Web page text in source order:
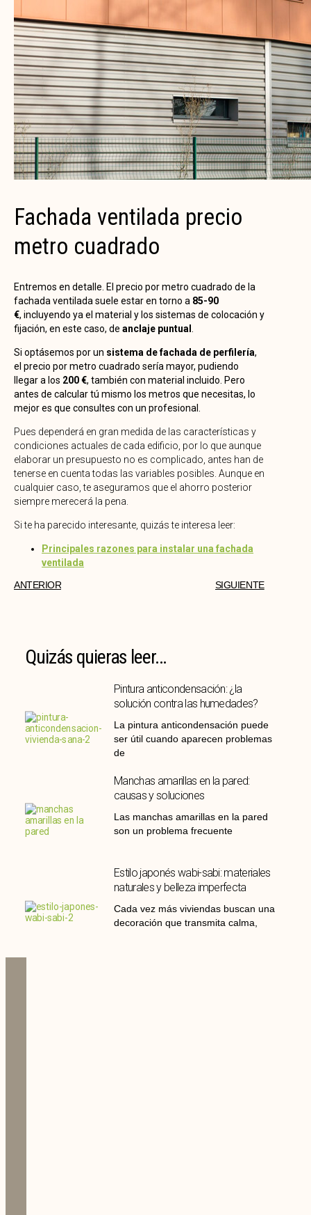
Fachada ventilada precio
metro cuadrado
Entremos en detalle. El precio por metro cuadrado de la
fachada ventilada suele estar en torno a 85-90
€, incluyendo ya el material y los sistemas de colocación y
fijación, en este caso, deanclaje puntual
Si optásemos por un sistema de fachada de perfilería,
el precio por metro cuadrado sería mayor, pudiendo
llegar a los 200 €, también con material incluido. Pero
antes de calcular tú mismo los metros que necesitas, lo
mejor es que consultes con un profesional.
Pues dependerá en gran medida de las características y
condiciones actuales de cada edificio, por lo que aunque
elaborar un presupuesto no es complicado, antes han de
tenerse en cuenta todas las variables posibles. Aunque en
cualquier caso, te aseguramos que el ahorro posterior
siempre merecerá la pena.
Si te ha parecido interesante, quizás te interesa leer:
Principales razones para instalar una fachada
ventilada
ANTERIOR
SIGUIENTE
Quizás quieras leer...
Pintura anticondensación: ¿la
solución contra las humedades?
La pintura anticondensación puede
ser útil cuando aparecen problemas
de
Manchas amarillas en la pared:
causas y soluciones
Las manchas amarillas en la pared
son un problema frecuente
Estilo japonés wabi-sabi: materiales
naturales y belleza imperfecta
Cada vez más viviendas buscan una
decoración que transmita calma,